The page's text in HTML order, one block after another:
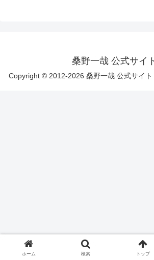
桑野一哉 公式サイ
Copyright © 2012-2026 桑野一哉 公式サイト
ホーム 検索 トップ